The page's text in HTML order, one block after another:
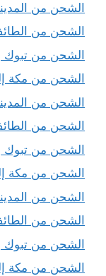
الشحن من
الشحن من
الشحن من تبوك
الشحن من مكة
الشحن من
الشحن من
الشحن من تبوك
الشحن من مكة
الشحن من
الشحن من
الشحن من تبوك
الشحن من مكة